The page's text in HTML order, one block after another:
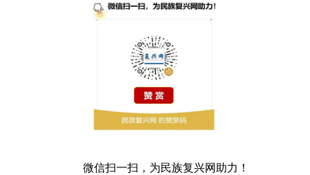
微信扫一扫，为民族复兴网助力！